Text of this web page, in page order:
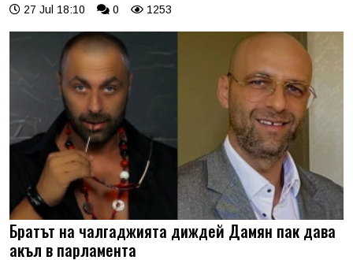
27 Jul 18:10 0 1253
Братът на чалгаджията диждей Дамян пак дава
акъл в парламента